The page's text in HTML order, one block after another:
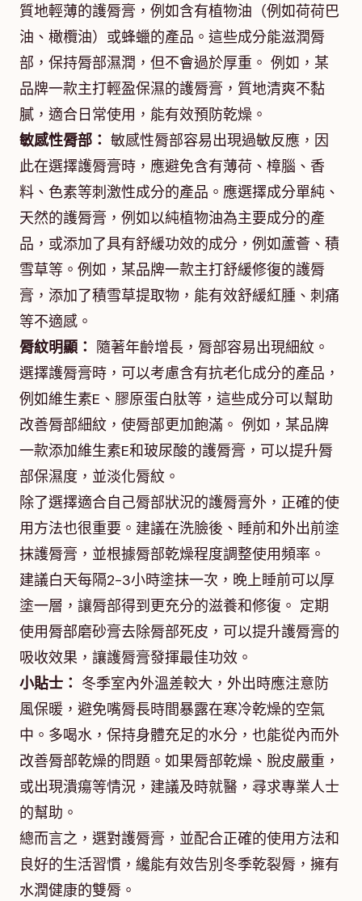
質地輕薄的護脣膏，例如含有植物油（例如荷荷巴
油、橄欖油）或蜂蠟的產品。這些成分能滋潤脣
部，保持脣部濕潤，但不會過於厚重。 例如，某
品牌一款主打輕盈保濕的護脣膏，質地清爽不黏
膩，適合日常使用，能有效預防乾燥。
敏感性脣部： 敏感性脣部容易出現過敏反應，因
此在選擇護脣膏時，應避免含有薄荷、樟腦、香
料、色素等刺激性成分的產品。應選擇成分單純、
天然的護脣膏，例如以純植物油為主要成分的產
品，或添加了具有舒緩功效的成分，例如蘆薈、積
雪草等。例如，某品牌一款主打舒緩修復的護脣
膏，添加了積雪草提取物，能有效舒緩紅腫、刺痛
等不適感。
脣紋明顯： 隨著年齡增長，脣部容易出現細紋。
選擇護脣膏時，可以考慮含有抗老化成分的產品，
例如維生素E、膠原蛋白肽等，這些成分可以幫助
改善脣部細紋，使脣部更加飽滿。 例如，某品牌
一款添加維生素E和玻尿酸的護脣膏，可以提升脣
部保濕度，並淡化脣紋。
除了選擇適合自己脣部狀況的護脣膏外，正確的使
用方法也很重要。建議在洗臉後、睡前和外出前塗
抹護脣膏，並根據脣部乾燥程度調整使用頻率。
建議白天每隔2-3小時塗抹一次，晚上睡前可以厚
塗一層，讓脣部得到更充分的滋養和修復。 定期
使用脣部磨砂膏去除脣部死皮，可以提升護脣膏的
吸收效果，讓護脣膏發揮最佳功效。
小貼士： 冬季室內外溫差較大，外出時應注意防
風保暖，避免嘴脣長時間暴露在寒冷乾燥的空氣
中。多喝水，保持身體充足的水分，也能從內而外
改善脣部乾燥的問題。如果脣部乾燥、脫皮嚴重，
或出現潰瘍等情況，建議及時就醫，尋求專業人士
的幫助。
總而言之，選對護脣膏，並配合正確的使用方法和
良好的生活習慣，纔能有效告別冬季乾裂脣，擁有
水潤健康的雙脣。